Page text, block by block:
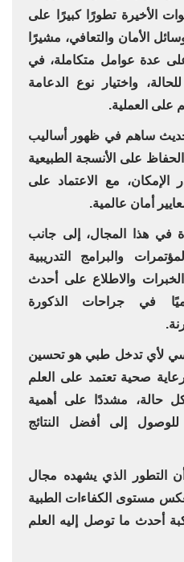
الأخيرة تطورًا كبيرًا على
الأمان والتعافي، مشيرًا
على عدة عوامل متكاملة، في
واختيار نوع الدعامة
على العملية.
ساهم في ظهور أساليب
على الأنسجة الطبيعية
الإمكان، مع الاعتماد على
أمان عالمية.
في هذا المجال، إلى جانب
والبرامج التدريبية
والاطلاع على أحدث
في جراحات الذكورة
لأي تدخل طبي هو تحسين
صحية تعتمد على العلم
حالة، مشددًا على أهمية
للوصول إلى أفضل النتائج
أن التطور الذي يشهده مجال
مستوى الكفاءات الطبية
أحدث ما توصل إليه العلم